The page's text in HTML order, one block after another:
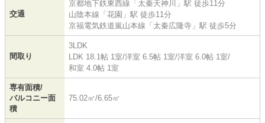
交通
京都地下鉄東西線 「 太秦天神川 」駅 徒歩11分
山陰本線 「 花園 」駅 徒歩11分
京福電気鉄道嵐山本線 「 太秦広隆寺 」駅 徒歩5分
間取り
3LDK
LDK 18.1帖 1室/洋室 6.5帖 1室/洋室 6.0帖 1室/
和室 4.0帖 1室
専有面積/
バルコニー面
積
75.02㎡/6.65㎡